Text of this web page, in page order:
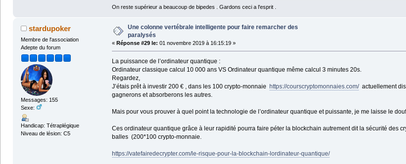
On reste supérieur a beaucoup de bipedes . Gardons ceci a l'esprit .
stardupoker
Membre de l'association
Adepte du forum
Messages: 155
Sexe:
Handicap: Tétraplégique
Niveau de lésion: C5
Une colonne vertébrale intelligente pour faire remarcher des
paralysés
« Réponse #29 le: 01 novembre 2019 à 16:15:19 »
La puissance de l’ordinateur quantique :
Ordinateur classique calcul 10 000 ans VS Ordinateur quantique même calcul 3 minutes 20s.
Regardez,
J’étais prêt à investir 200 € , dans les 100 crypto-monnaie
https://courscryptomonnaies.com/actuellement
gagnerons et absorberons les autres.
Mais pour vous prouver à quel point la technologie de l’ordinateur quantique et puissante, je me laisse le
Ces ordinateur quantique grâce à leur rapidité pourra faire péter la blockchain autrement dit la sécurité des
balles (200*100 crypto-monnaie.
https://vatefairedecrypter.com/le-risque-pour-la-blockchain-lordinateur-quantique/